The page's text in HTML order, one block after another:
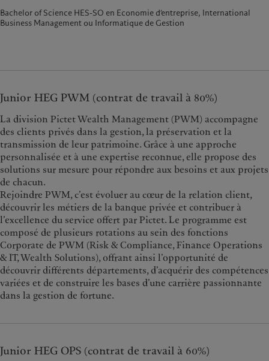
Bachelor of Science HES-SO en Economie d’entreprise, International
Business Management ou Informatique de Gestion
Junior HEG PWM (contrat de travail à 80%)
La division Pictet Wealth Management (PWM) accompagne
des clients privés dans la gestion, la préservation et la
transmission de leur patrimoine. Grâce à une approche
personnalisée et à une expertise reconnue, elle propose des
solutions sur mesure pour répondre aux besoins et aux projets
de chacun.
Rejoindre PWM, c’est évoluer au cœur de la relation client,
découvrir les métiers de la banque privée et contribuer à
l’excellence du service offert par Pictet. Le programme est
composé de plusieurs rotations au sein des fonctions
Corporate de PWM (Risk & Compliance, Finance Operations
& IT, Wealth Solutions), offrant ainsi l’opportunité de
découvrir différents départements, d’acquérir des compétences
variées et de construire les bases d’une carrière passionnante
dans la gestion de fortune.
Junior HEG OPS (contrat de travail à 60%)